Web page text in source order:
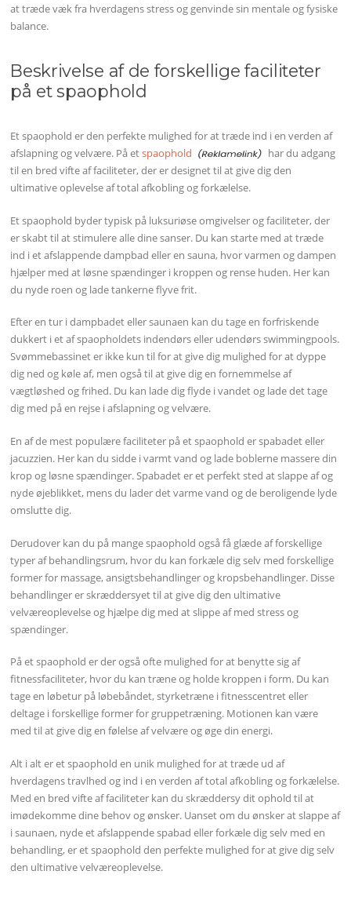
at træde væk fra hverdagens stress og genvinde sin mentale og fysiske
balance.
Beskrivelse af de forskellige faciliteter
på et spaophold
Et spaophold er den perfekte mulighed for at træde ind i en verden af
afslapning og velvære. På etspaophold
har du adgang
til en bred vifte af faciliteter, der er designet til at give dig den
ultimative oplevelse af total afkobling og forkælelse.
Et spaophold byder typisk på luksuriøse omgivelser og faciliteter, der
er skabt til at stimulere alle dine sanser. Du kan starte med at træde
ind i et afslappende dampbad eller en sauna, hvor varmen og dampen
hjælper med at løsne spændinger i kroppen og rense huden. Her kan
du nyde roen og lade tankerne flyve frit.
Efter en tur i dampbadet eller saunaen kan du tage en forfriskende
dukkert i et af spaopholdets indendørs eller udendørs swimmingpools.
Svømmebassinet er ikke kun til for at give dig mulighed for at dyppe
dig ned og køle af, men også til at give dig en fornemmelse af
vægtløshed og frihed. Du kan lade dig flyde i vandet og lade det tage
dig med på en rejse i afslapning og velvære.
En af de mest populære faciliteter på et spaophold er spabadet eller
jacuzzien. Her kan du sidde i varmt vand og lade boblerne massere din
krop og løsne spændinger. Spabadet er et perfekt sted at slappe af og
nyde øjeblikket, mens du lader det varme vand og de beroligende lyde
omslutte dig.
Derudover kan du på mange spaophold også få glæde af forskellige
typer af behandlingsrum, hvor du kan forkæle dig selv med forskellige
former for massage, ansigtsbehandlinger og kropsbehandlinger. Disse
behandlinger er skræddersyet til at give dig den ultimative
velværeoplevelse og hjælpe dig med at slippe af med stress og
spændinger.
På et spaophold er der også ofte mulighed for at benytte sig af
fitnessfaciliteter, hvor du kan træne og holde kroppen i form. Du kan
tage en løbetur på løbebåndet, styrketræne i fitnesscentret eller
deltage i forskellige former for gruppetræning. Motionen kan være
med til at give dig en følelse af velvære og øge din energi.
Alt i alt er et spaophold en unik mulighed for at træde ud af
hverdagens travlhed og ind i en verden af total afkobling og forkælelse.
Med en bred vifte af faciliteter kan du skræddersy dit ophold til at
imødekomme dine behov og ønsker. Uanset om du ønsker at slappe af
i saunaen, nyde et afslappende spabad eller forkæle dig selv med en
behandling, er et spaophold den perfekte mulighed for at give dig selv
den ultimative velværeoplevelse.